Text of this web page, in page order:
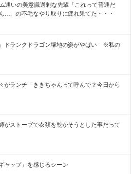
通いの美意識過剰な先輩「これって普通だ
…」の不毛なやり取りに疲れ果てた・・・
」ドランクドラゴン塚地の姿がやばい ※私の
がランチ「ききちゃんって呼んで？今日から
がストーブで衣類を乾かそうとした事だって
ャップ」を感じるシーン